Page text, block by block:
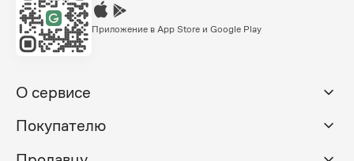
Приложение в App Store и Google Play
О сервисе
Покупателю